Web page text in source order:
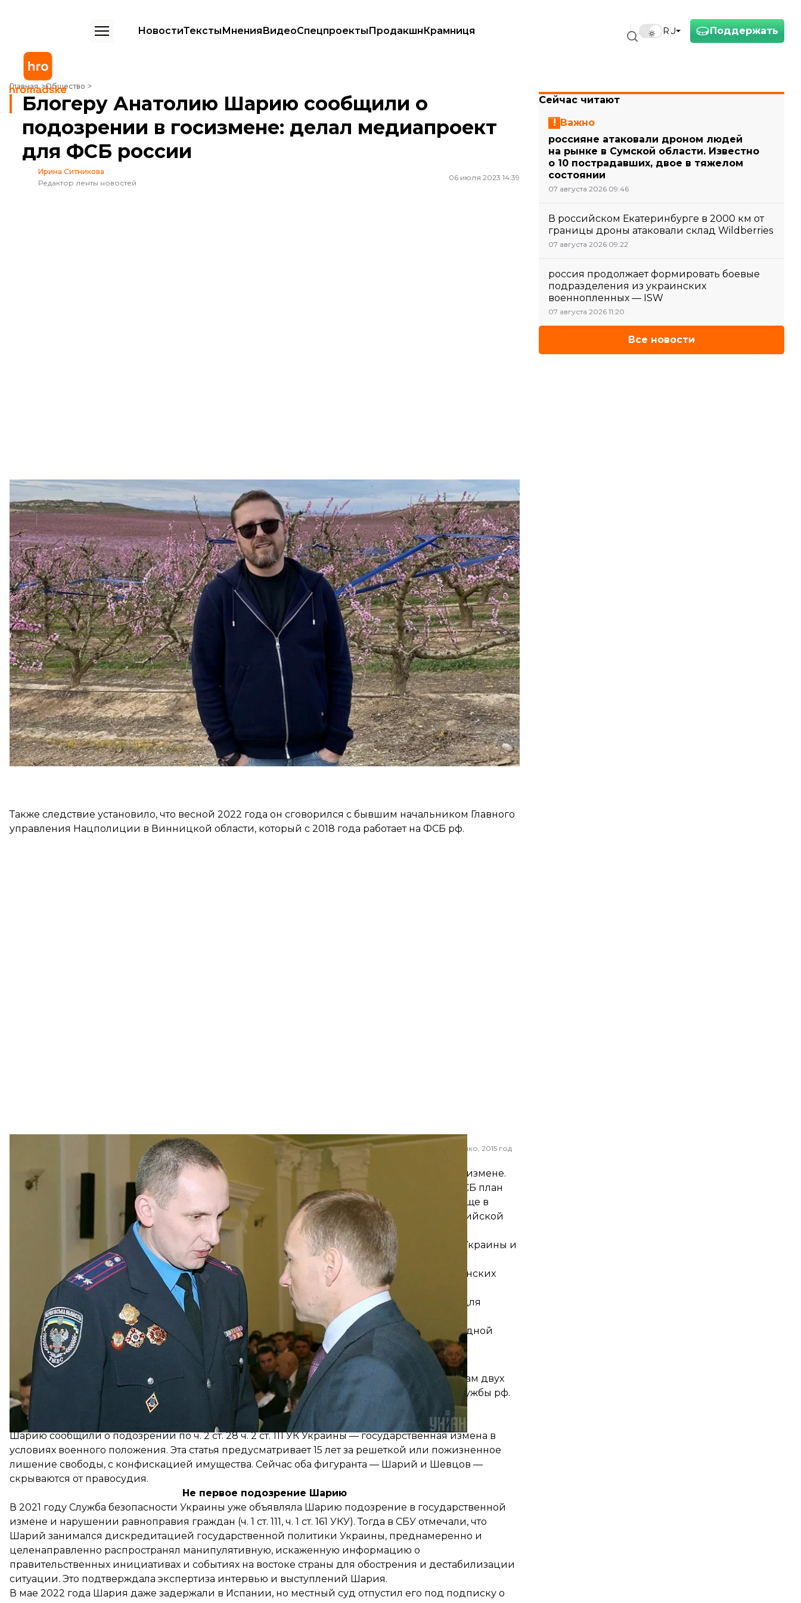
Поддержать
RU
НовостиТекстыМненияВидеоСпецпроектыПродакшнКрамниця
Главная Общество
Блогеру Анатолию Шарию сообщили о подозрении в госизмене: делал медиапроект для ФСБ россии
Блогеру Анатолию Шарию сообщили о
подозрении в госизмене: делал медиапроект
для ФСБ россии
Ирина Ситникова
Редактор ленты новостей
06 июля 2023 14:39
Анатолий Шарий
Facebook / Анатолій Шарій
Блогеру и пророссийскому пропагандисту Анатолию Шарию сообщили о новом подозрении в
государственной измене.
Об этомсообщилОфис генпрокурора.
Прокуратура не называет имени подозреваемого, но из материалов дела следует, что речь идет об
Анатолии Шарии — главе запрещенной в Украине «Партии Шария» и владельце одноименного
Youtube-канала.
Следствие отмечает, что Шарий организует из Испании пиар-акции пророссийской
направленности, создает и распространяет политически ангажированные тенденциозные сюжеты
антиукраинского содержания.
Также следствие установило, что весной 2022 года он сговорился с бывшим начальником Главного
управления Нацполиции в Винницкой области, который с 2018 года работает на ФСБ рф.
Бывший начальник Черниговского городского отдела милиции Антон Шевцов и мэр Чернигова Владислав Атрошенко, 2015 год
УНІАН / Володимир Коваль
Речь идет об Антоне Шевцове, которому также объявили подозрение в государственной измене.
Тот с 2016 года перебрался во временно оккупированный Севастополь, разработал для ФСБ план
диверсий в Украине и «сливал» данные об украинских правоохранителях. Прокуратура еще в
, что Шевцов сотрудничал с лидером и депутатами запрещенной пророссийской
По данным следствия, Шарий и Шевцов разработали медиапроект для дискредитации Украины и
ВСУ, переданный куратору из ФСБ.
указываетСБУ, Шарий помогал ФСБ делать постановочные видео по допросам украинских
пленных: лично подсказывал, как правильно снимать допрос и какие вопросы задавать
военнопленным. А уже после съемок монтировал видео, вырезая из него «невыгодные» для
россии моменты. Смонтированные сюжеты рф затем использовала для искусственной
дискредитации военно-политического руководства Украины, в частности, на международной
арене.
Следствие задокументировало, что именно от Шевцова Шарий получил видео по допросам двух
пленных военных ВСУ. После «монтажа» файлов их согласовали с представителем спецслужбы рф.
Противоправное содержание этого информационного продукта подтвердила судебная
лингвистическая экспертиза.
Шарию сообщили о подозрении по ч. 2 ст. 28 ч. 2 ст. 111 УК Украины — государственная измена в
условиях военного положения. Эта статья предусматривает 15 лет за решеткой или пожизненное
лишение свободы, с конфискацией имущества. Сейчас оба фигуранта — Шарий и Шевцов —
скрываются от правосудия.
Не первое подозрение Шарию
В 2021 году Служба безопасности Украины уже объявляла Шарию подозрение в государственной
измене и нарушении равноправия граждан (ч. 1 ст. 111, ч. 1 ст. 161 УКУ). Тогда в СБУ отмечали, что
Шарий занимался дискредитацией государственной политики Украины, преднамеренно и
целенаправленно распространял манипулятивную, искаженную информацию о
правительственных инициативах и событиях на востоке страны для обострения и дестабилизации
ситуации. Это подтверждала экспертиза интервью и выступлений Шария.
В мае 2022 года Шария даже задержали в Испании, но местный суд отпустил его под подписку о
Сейчас читают
Важно
россияне атаковали дроном людей
на рынке в Сумской области. Известно
о 10 пострадавших, двое в тяжелом
состоянии
07 августа 2026 09:46
В российском Екатеринбурге в 2000 км от
границы дроны атаковали склад Wildberries
07 августа 2026 09:22
россия продолжает формировать боевые
подразделения из украинских
военнопленных — ISW
07 августа 2026 11:20
Все новости